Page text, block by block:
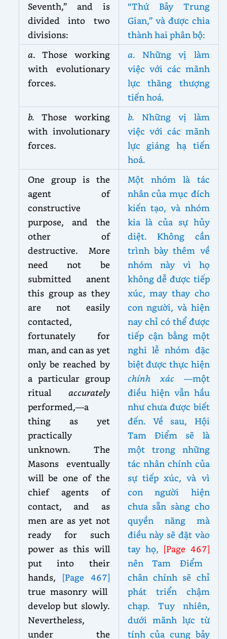
Seventh,” and is
divided into two
divisions:
“Thứ Bảy Trung
Gian,” và được chia
thành hai phân bộ:
a. Those working
with evolutionary
forces.
a. Những vị làm
việc với các mãnh
lực thăng thượng
tiến hoá.
b. Those working
with involutionary
forces.
b. Những vị làm
việc với các mãnh
lực giáng hạ tiến
hoá.
One group is the
agent of
constructive
purpose, and the
other of
destructive. More
need not be
submitted anent
this group as they
are not easily
contacted,
fortunately for
man, and can as yet
only be reached by
a particular group
ritual accurately
performed,—a
thing as yet
practically
unknown. The
Masons eventually
will be one of the
chief agents of
contact, and as
men are as yet not
ready for such
power as this will
put into their
hands, [Page 467]
true masonry will
develop but slowly.
Nevertheless,
under the
Một nhóm là tác
nhân của mục đích
kiến tạo, và nhóm
kia là của sự hủy
diệt. Không cần
trình bày thêm về
nhóm này vì họ
không dễ được tiếp
xúc, may thay cho
con người, và hiện
nay chỉ có thể được
tiếp cận bằng một
nghi lễ nhóm đặc
biệt được thực hiện
chính xác —một
điều hiện vẫn hầu
như chưa được biết
đến. Về sau, Hội
Tam Điểm sẽ là
một trong những
tác nhân chính của
sự tiếp xúc, và vì
con người hiện
chưa sẵn sàng cho
quyền năng mà
điều này sẽ đặt vào
tay họ, [Page 467]
nên Tam Điểm
chân chính sẽ chỉ
phát triển chậm
chạp. Tuy nhiên,
dưới mãnh lực từ
tính của cung bảy